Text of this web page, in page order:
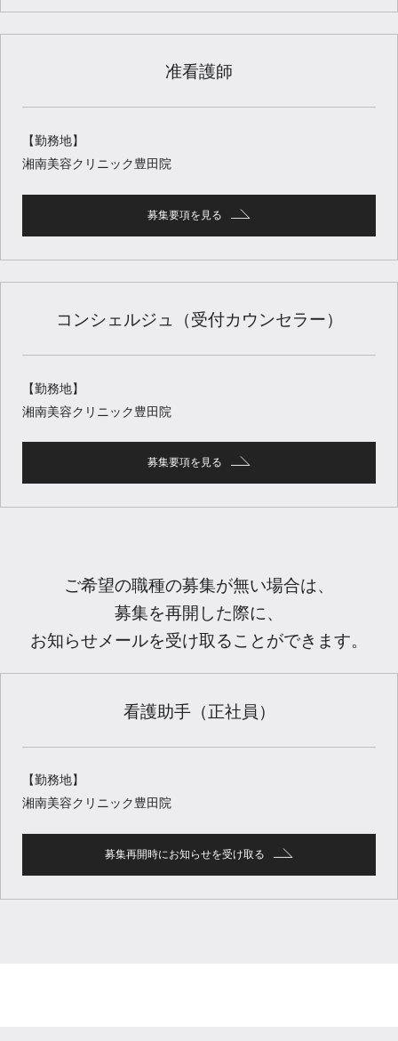
准看護師
【勤務地】
湘南美容クリニック豊田院
募集要項を見る
コンシェルジュ（受付カウンセラー）
【勤務地】
湘南美容クリニック豊田院
募集要項を見る
ご希望の職種の募集が無い場合は、
募集を再開した際に、
お知らせメールを受け取ることができます。
看護助手（正社員）
【勤務地】
湘南美容クリニック豊田院
募集再開時にお知らせを受け取る